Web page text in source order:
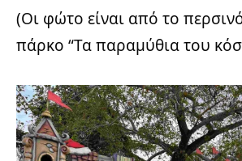
(Οι φώτο είναι από το
πάρκο “Τα παραμύθια του